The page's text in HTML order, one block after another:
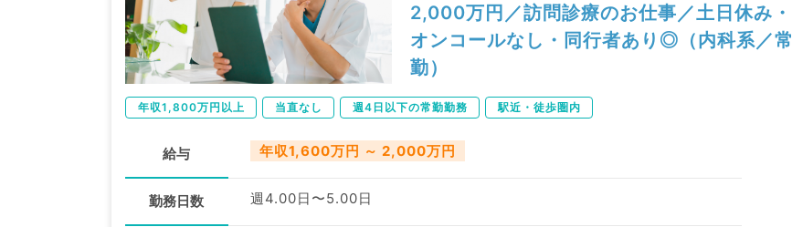
2,000万円／訪問診療のお仕事／土日休み・
オンコールなし・同行者あり◎（内科系／常
勤）
年収1,800万円以上 当直なし 週4日以下の常勤勤務 駅近・徒歩圏内
給与 年収1,600万円 ～ 2,000万円
勤務日数 週4.00日〜5.00日